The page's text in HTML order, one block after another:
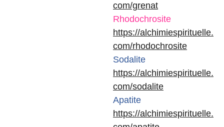
com/grenat
Rhodochrosite
https://alchimiespirituelle.
com/rhodochrosite
Sodalite
https://alchimiespirituelle.
com/sodalite
Apatite
https://alchimiespirituelle.